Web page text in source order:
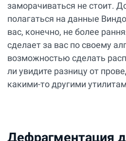
заморачиваться не стоит.
полагаться на данные
вас, конечно, не более
сделает за вас по своему
возможностью сделать
ли увидите разницу от
какими-то другими
Дефрагментация